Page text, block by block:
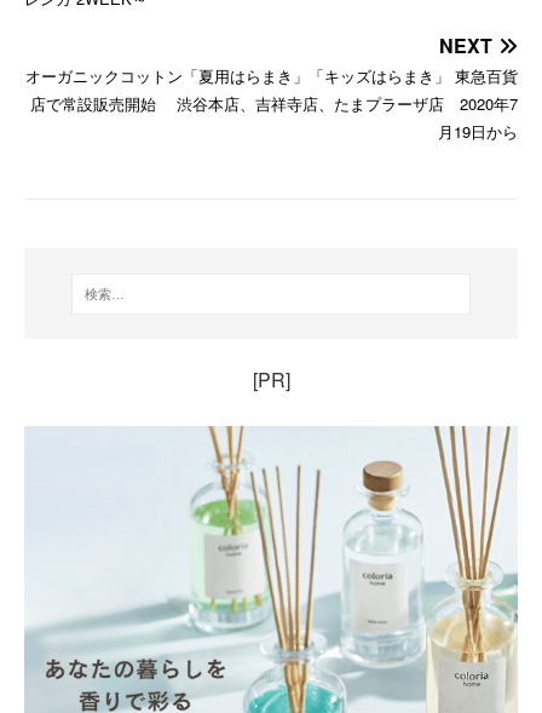
NEXT
オーガニックコットン「夏用はらまき」「キッズはらまき」 東急百貨
店で常設販売開始 渋谷本店、吉祥寺店、たまプラーザ店 2020年7
月19日から
[PR]